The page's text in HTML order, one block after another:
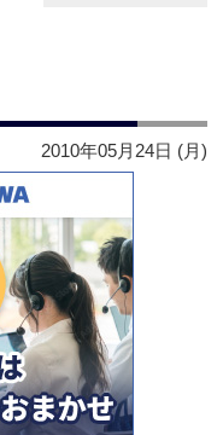
2010年05月24日 (月)